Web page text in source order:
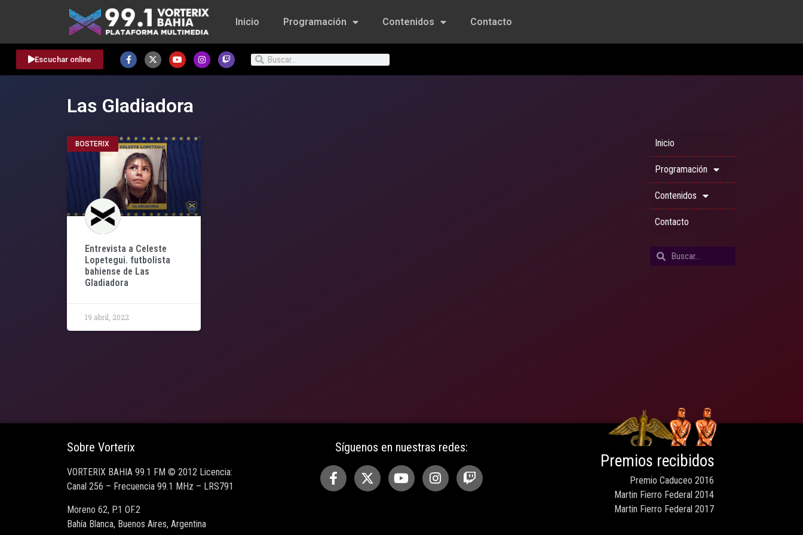
Inicio Programación Contenidos Contacto
Escuchar online
Las Gladiadora
BOSTERIX
Entrevista a Celeste
Lopetegui. futbolista
bahiense de Las
Gladiadora
19 abril, 2022
Inicio
Programación
Contenidos
Contacto
Sobre Vorterix
VORTERIX BAHIA 99.1 FM © 2012 Licencia:
Canal 256 – Frecuencia 99.1 MHz – LRS791
Moreno 62, P.1 OF.2
Bahía Blanca, Buenos Aires, Argentina
Síguenos en nuestras redes:
Premios recibidos
Premio Caduceo 2016
Martin Fierro Federal 2014
Martin Fierro Federal 2017